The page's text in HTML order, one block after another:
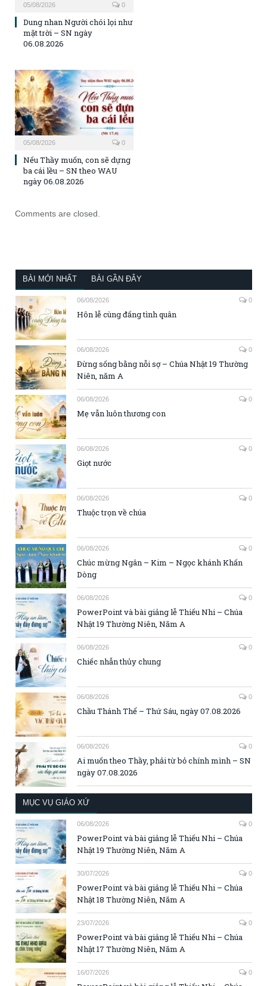
05/08/2026 0
Dung nhan Người chói lọi như
mặt trời – SN ngày
06.08.2026
05/08/2026 0
Nếu Thầy muốn, con sẽ dựng
ba cái lều – SN theo WAU
ngày 06.08.2026
Comments are closed.
BÀI MỚI NHẤT BÀI GẦN ĐÂY
06/08/2026 0
Hôn lễ cùng đấng tình quân
06/08/2026 0
Đừng sống bằng nỗi sợ – Chúa Nhật 19 Thường
Niên, năm A
06/08/2026 0
Mẹ vẫn luôn thương con
06/08/2026 0
Giọt nước
06/08/2026 0
Thuộc trọn về chúa
06/08/2026 0
Chúc mừng Ngân – Kim – Ngọc khánh Khấn
Dòng
06/08/2026 0
PowerPoint và bài giảng lễ Thiếu Nhi – Chúa
Nhật 19 Thường Niên, Năm A
06/08/2026 0
Chiếc nhẫn thủy chung
06/08/2026 0
Chầu Thánh Thể – Thứ Sáu, ngày 07.08.2026
06/08/2026 0
Ai muốn theo Thầy, phải từ bỏ chính mình – SN
ngày 07.08.2026
MỤC VỤ GIÁO XỨ
06/08/2026 0
PowerPoint và bài giảng lễ Thiếu Nhi – Chúa
Nhật 19 Thường Niên, Năm A
30/07/2026 0
PowerPoint và bài giảng lễ Thiếu Nhi – Chúa
Nhật 18 Thường Niên, Năm A
23/07/2026 0
PowerPoint và bài giảng lễ Thiếu Nhi – Chúa
Nhật 17 Thường Niên, Năm A
16/07/2026 0